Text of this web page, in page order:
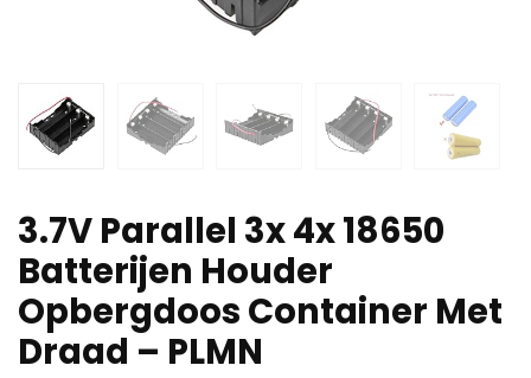
3.7V Parallel 3x 4x 18650
Batterijen Houder
Opbergdoos Container Met
Draad – PLMN